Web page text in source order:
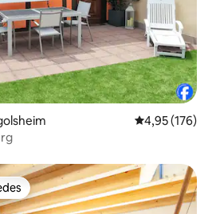
4,95 de uma
4,95 (176)
dos hóspedes